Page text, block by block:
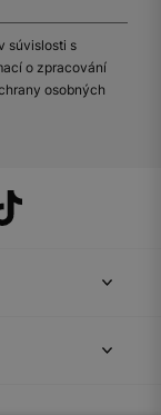
súvislosti s
o zpracování
osobných